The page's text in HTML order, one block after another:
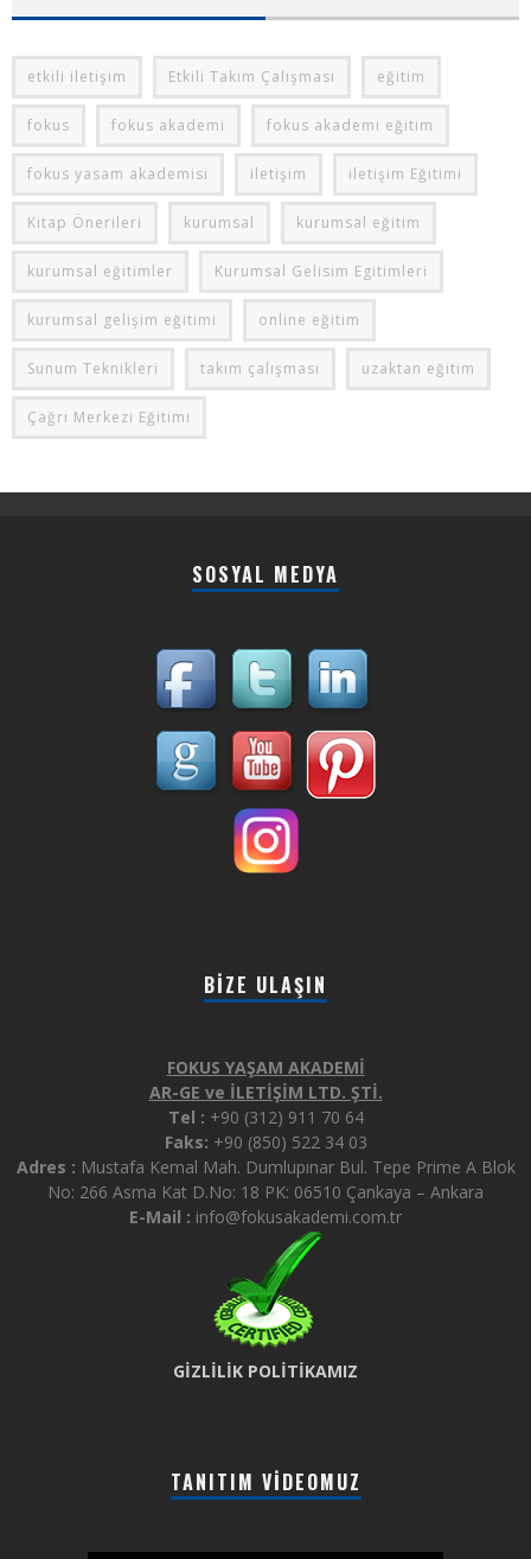
etkili iletişim Etkili Takım Çalışması eğitim
fokus fokus akademi fokus akademi eğitim
fokus yasam akademisi iletişim iletişim Eğitimi
Kitap Önerileri kurumsal kurumsal eğitim
kurumsal eğitimler Kurumsal Gelisim Egitimleri
kurumsal gelişim eğitimi online eğitim
Sunum Teknikleri takım çalışması uzaktan eğitim
Çağrı Merkezi Eğitimi
SOSYAL MEDYA
BIZE ULAŞIN
FOKUS YAŞAM AKADEMİ
AR-GE ve İLETİŞİM LTD. ŞTİ.
Tel : +90 (312) 911 70 64
Faks: +90 (850) 522 34 03
Adres : Mustafa Kemal Mah. Dumlupınar Bul. Tepe Prime A Blok
No: 266 Asma Kat D.No: 18 PK: 06510 Çankaya – Ankara
E-Mail : info@fokusakademi.com.tr
GİZLİLİK POLİTİKAMIZ
TANITIM VIDEOMUZ